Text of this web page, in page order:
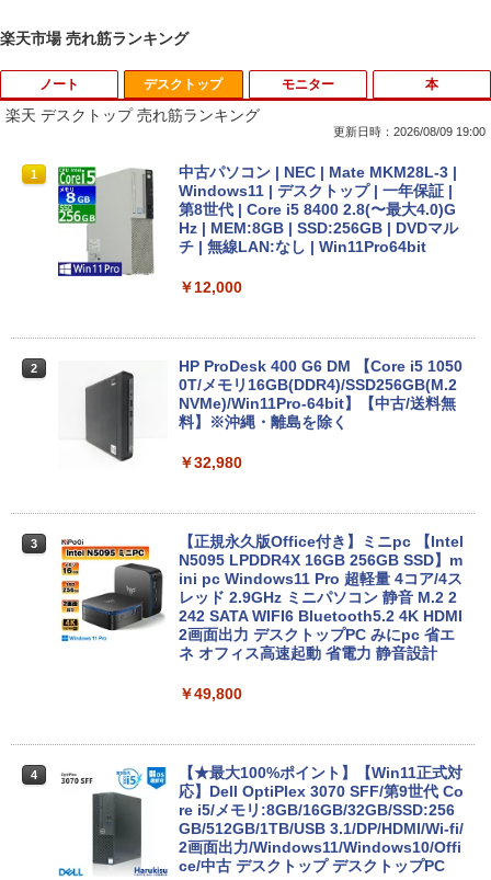
楽天市場 売れ筋ランキング
ノート
1
【ノートPC用】【あんしん3ヶ月に延長
保証】通常付属している30日の保証期間
が3ヶ月に延長されます。【単品購入・併
用不可※レビューキャンペーンは除く /
ノートパソコン専用】
￥1,000
2
【期間限定★新品無線マウス付】中古ノ
ートパソコン Windows11 Office2019搭
載 15.6型 テンキー付き Celeron 第8世代
Core i3 Core i5 メモリ4GB/16GB SSD1
店長おまかせPC 初期設定済 送料無料
￥9,999
超得1,000円OFF｜新生活応援 豪華特典
付き｜最新OS対応 第8世代｜最大180日
保証｜Core i3 第8世代｜中古ノートパソ
コン Windows11 office付き｜中古ノー
ソコン Microsoft Office付き｜ノートパ
￥19,800
【今だけ】全品ポイント10倍 お買い物マ
ラソン★8/4～8/11★中古パソコン ノー
トPC NEC VersaPro VX-4 PC-VKT16XZ
デスクトップ
楽天 デスクトップ 売れ筋ランキング
更新日時：2026/08/09 19:00
1
中古パソコン | NEC | Mate MKM28L-3 |
Windows11 | デスクトップ | 一年保証 |
第8世代 | Core i5 8400 2.8(〜最大4.0)G
Hz | MEM:8GB | SSD:256GB | DVDマル
チ | 無線LAN:なし | Win11Pro64bit
￥12,000
2
HP ProDesk 400 G6 DM 【Core i5 1050
0T/メモリ16GB(DDR4)/SSD256GB(M.2
NVMe)/Win11Pro-64bit】【中古/送料無
料】※沖縄・離島を除く
￥32,980
3
【正規永久版Office付き】ミニpc 【Intel
N5095 LPDDR4X 16GB 256GB SSD】m
ini pc Windows11 Pro 超軽量 4コア/4ス
レッド 2.9GHz ミニパソコン 静音 M.2 2
242 SATA WIFI6 Bluetooth5.2 4K HDMI
2画面出力 デスクトップPC みにpc 省エ
ネ オフィス高速起動 省電力 静音設計
￥49,800
4
【★最大100%ポイント】【Win11正式対
応】Dell OptiPlex 3070 SFF/第9世代 Co
re i5/メモリ:8GB/16GB/32GB/SSD:256
GB/512GB/1TB/USB 3.1/DP/HDMI/Wi-fi/
2画面出力/Windows11/Windows10/Offi
ce/中古 デスクトップ デスクトップPC
モニター 本